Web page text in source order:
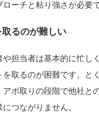
ーチと粘り強さが必要で
るのが難しい
や担当者は基本的に忙し
を取るのが困難です。と
アポ取りの段階で他社と
つながりません。